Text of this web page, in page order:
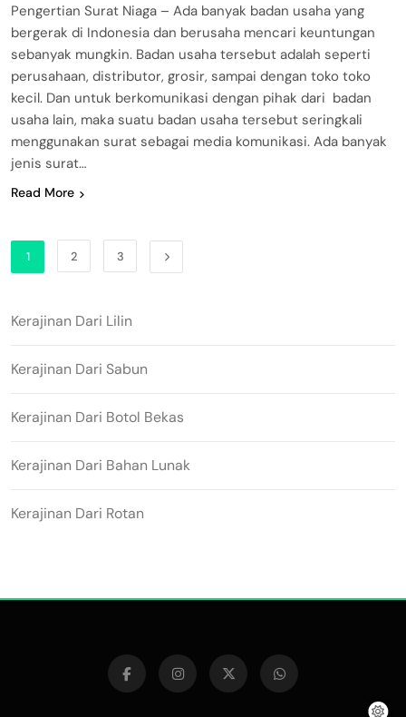
Pengertian Surat Niaga – Ada banyak badan usaha yang
bergerak di Indonesia dan berusaha mencari keuntungan
sebanyak mungkin. Badan usaha tersebut adalah seperti
perusahaan, distributor, grosir, sampai dengan toko toko
kecil. Dan untuk berkomunikasi dengan pihak dari badan
usaha lain, maka suatu badan usaha tersebut seringkali
menggunakan surat sebagai media komunikasi. Ada banyak
jenis surat…
Read More
1 2 3
Kerajinan Dari Lilin
Kerajinan Dari Sabun
Kerajinan Dari Botol Bekas
Kerajinan Dari Bahan Lunak
Kerajinan Dari Rotan